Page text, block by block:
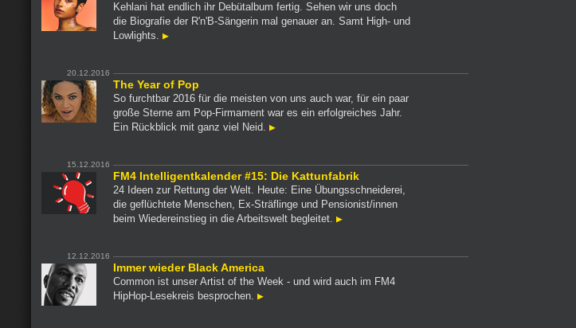
Kehlani hat endlich ihr Debütalbum fertig. Sehen wir uns doch
die Biografie der R'n'B-Sängerin mal genauer an. Samt High- und
Lowlights.
20.12.2016
The Year of Pop
So furchtbar 2016 für die meisten von uns auch war, für ein paar
große Sterne am Pop-Firmament war es ein erfolgreiches Jahr.
Ein Rückblick mit ganz viel Neid.
15.12.2016
FM4 Intelligentkalender #15: Die Kattunfabrik
24 Ideen zur Rettung der Welt. Heute: Eine Übungsschneiderei,
die geflüchtete Menschen, Ex-Sträflinge und Pensionist/innen
beim Wiedereinstieg in die Arbeitswelt begleitet.
12.12.2016
Immer wieder Black America
Common ist unser Artist of the Week - und wird auch im FM4
HipHop-Lesekreis besprochen.